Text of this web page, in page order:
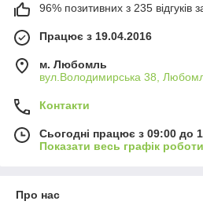
96% позитивних з 235 відгуків
Працює з 19.04.2016
м. Любомль
вул.Володимирська 38,
Контакти
Сьогодні працює з 09:00 до
Показати весь графік роботи
Про нас